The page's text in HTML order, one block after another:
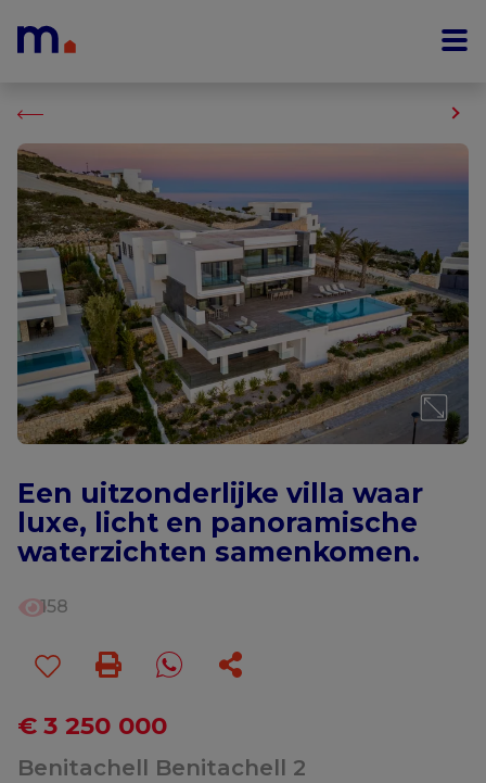
Een uitzonderlijke villa waar
luxe, licht en panoramische
waterzichten samenkomen.
158
€ 3 250 000
Benitachell Benitachell 2